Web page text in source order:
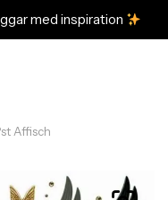
med inspiration
Affisch